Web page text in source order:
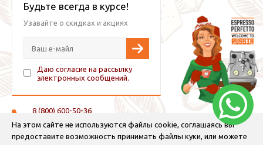
На этом сайте не используются файлы cookie, соглашаясь вы
предоставите возможность принимать файлы куки, или можете
Будьте всегда в курсе!
Узавайте о скидках и акциях
Даю согласие на рассылку
электронных сообщений.
8 (800) 600-50-36
+7 (921) 882-11-99 (WhatsApp, Viber, Telegram)
info@espressoperfetto.ru